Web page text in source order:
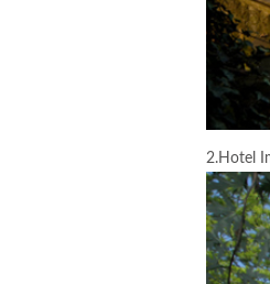
2.Hotel